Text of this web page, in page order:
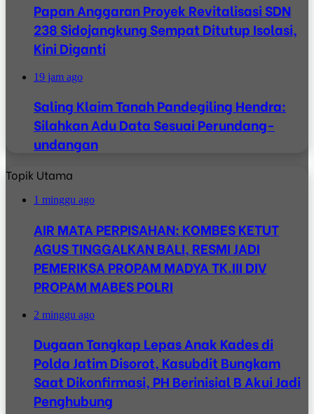
Papan Anggaran Proyek Revitalisasi SDN
238 Sidojangkung Sempat Ditutup Isolasi,
Kini Diganti
19 jam ago
Saling Klaim Tanah Pandegiling Hendra:
Silahkan Adu Data Sesuai Perundang-
undangan
Topik Utama
1 minggu ago
AIR MATA PERPISAHAN: KOMBES KETUT
AGUS TINGGALKAN BALI, RESMI JADI
PEMERIKSA PROPAM MADYA TK.III DIV
PROPAM MABES POLRI
2 minggu ago
Dugaan Tangkap Lepas Anak Kades di
Polda Jatim Disorot, Kasubdit Bungkam
Saat Dikonfirmasi, PH Berinisial B Akui Jadi
Penghubung